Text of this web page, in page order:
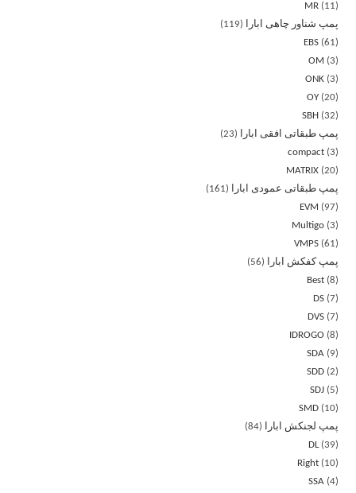
MR
11
پمپ شناور چاهی ابارا
119
EBS 61
OM
3
ONK 3
OY 20
SBH
32
پمپ طبقاتی افقی ابارا
23
compact 3
MATRIX 20
پمپ طبقاتی عمودی ابارا
161
EVM
97
Multigo 3
VMPS 61
پمپ کفکش ابارا
56
Best 8
DS 7
DVS 7
IDROGO
8
SDA
9
SDD 2
SDJ
5
SMD
10
پمپ لجنکش ابارا
84
DL 39
Right
10
SSA 4